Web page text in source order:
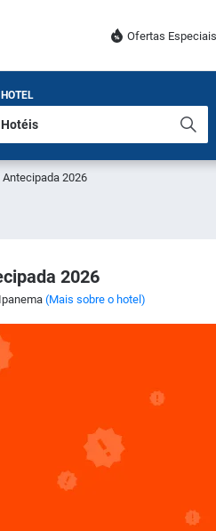
Ofertas Especiais
Antecipada 2026
2026
(Mais sobre o hotel)